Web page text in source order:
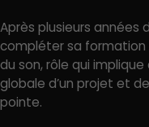
Après plusieurs années
compléter sa formation
du son, rôle qui
globale d’un projet et
pointe.